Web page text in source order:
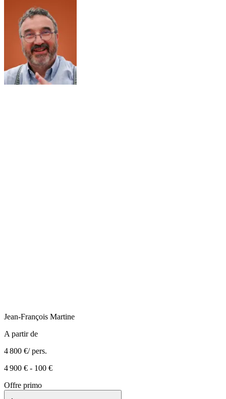
Jean-François Martine
A partir de
4 800 €/ pers.
4 900 € - 100 €
Offre primo